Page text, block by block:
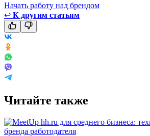
Начать работу над брендом
↩ К другим статьям
Читайте также